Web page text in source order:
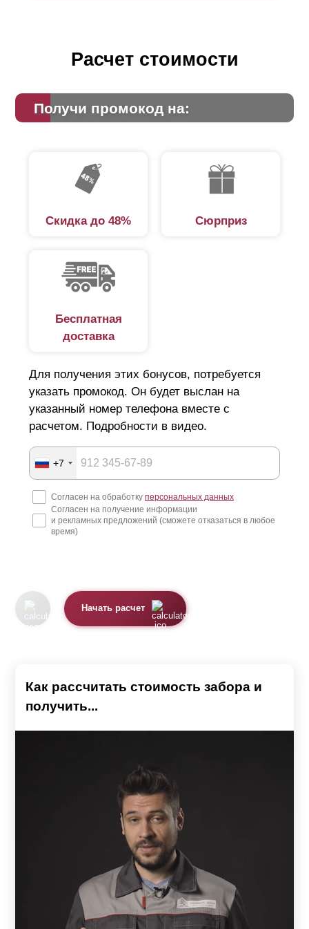
Расчет стоимости
Получи промокод на:
Скидка до 48% Сюрприз
Бесплатная
доставка
Для получения этих бонусов, потребуется
указать промокод. Он будет выслан на
указанный номер телефона вместе с
расчетом. Подробности в видео.
+7
Согласен на обработку персональных данных
Согласен на получение информации
и рекламных предложений (сможете отказаться в любое
время)
Начать расчет
Как рассчитать стоимость забора и
получить...